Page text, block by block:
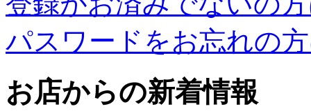
パスワードをお忘れの
お店からの新着情報